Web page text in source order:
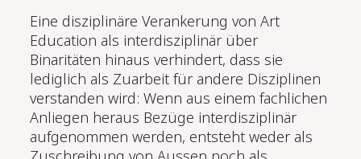
Eine disziplinäre Verankerung von Art
Education als interdisziplinär über
Binaritäten hinaus verhindert, dass sie
lediglich als Zuarbeit für andere Disziplinen
verstanden wird: Wenn aus einem fachlichen
Anliegen heraus Bezüge interdisziplinär
aufgenommen werden, entsteht weder als